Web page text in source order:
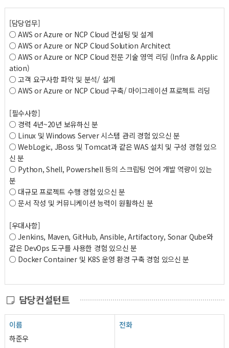
[담당업무]
○ AWS or Azure or NCP Cloud 컨설팅 및 설계
○ AWS or Azure or NCP Cloud Solution Architect
○ AWS or Azure or NCP Cloud 전문 기술 영역 리딩 (Infra & Applic
ation)
○ 고객 요구사항 파악 및 분석/ 설계
○ AWS or Azure or NCP Cloud 구축/ 마이그레이션 프로젝트 리딩
[필수사항]
○ 경력 4년~20년 보유하신 분
○ Linux 및 Windows Server 시스템 관리 경험 있으신 분
○ WebLogic, JBoss 및 Tomcat과 같은 WAS 설치 및 구성 경험 있으
신 분
○ Python, Shell, Powershell 등의 스크립팅 언어 개발 역량이 있는
분
○ 대규모 프로젝트 수행 경험 있으신 분
○ 문서 작성 및 커뮤니케이션 능력이 원활하신 분
[우대사항]
○ Jenkins, Maven, GitHub, Ansible, Artifactory, Sonar Qube와
같은 DevOps 도구를 사용한 경험 있으신 분
○ Docker Container 및 K8S 운영 환경 구축 경험 있으신 분
담당컨설턴트
이름
하준우
전화